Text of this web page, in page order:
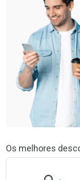
Os melhores